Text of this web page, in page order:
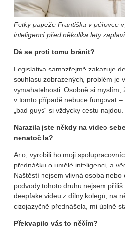
Fotky papeže Františka v péřovce
inteligencí před několika lety
Dá se proti tomu bránit?
Legislativa samozřejmě zakazuje
souhlasu zobrazených, problém je
vymahatelnosti. Osobně si myslím,
v tomto případě nebude fungovat
„bad guys“ si vždycky cestu najdou.
Narazila jste někdy na video
nenatočila?
Ano, vyrobili ho moji
přednášku o umělé inteligenci, a
Naštěstí nejsem vlivná osoba nebo
podvody tohoto druhu nejsem
deepfake videu z dílny kolegů, na
cizojazyčně přednášela, mi úplně
Překvapilo vás to něčím?